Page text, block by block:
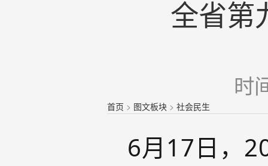
全省第
时
首页 > 图文板块 >社会民生
6月17日，